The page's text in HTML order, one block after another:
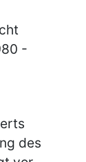
-
des